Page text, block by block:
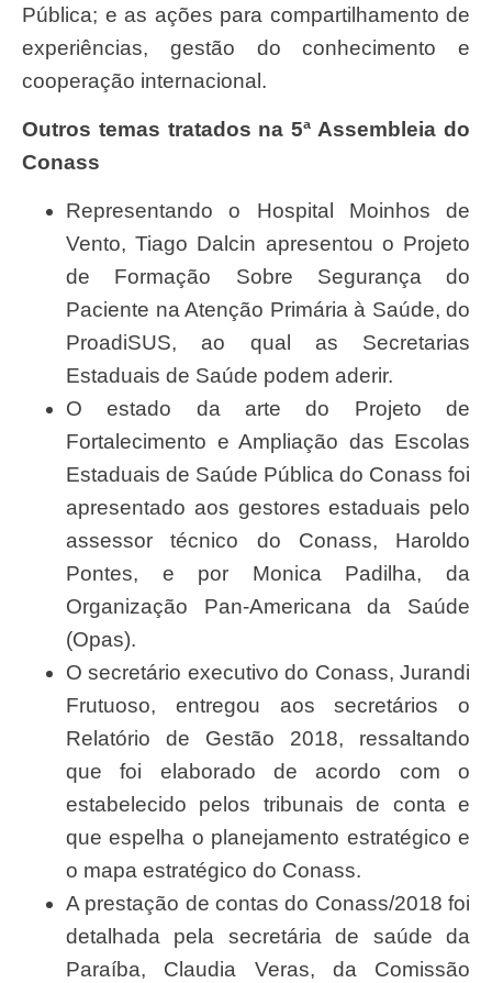
Pública; e as ações para compartilhamento de
experiências, gestão do conhecimento e
cooperação internacional.
Outros temas tratados na 5ª Assembleia do
Conass
Representando o Hospital Moinhos de
Vento, Tiago Dalcin apresentou o Projeto
de Formação Sobre Segurança do
Paciente na Atenção Primária à Saúde, do
ProadiSUS, ao qual as Secretarias
Estaduais de Saúde podem aderir.
O estado da arte do Projeto de
Fortalecimento e Ampliação das Escolas
Estaduais de Saúde Pública do Conass foi
apresentado aos gestores estaduais pelo
assessor técnico do Conass, Haroldo
Pontes, e por Monica Padilha, da
Organização Pan-Americana da Saúde
(Opas).
O secretário executivo do Conass, Jurandi
Frutuoso, entregou aos secretários o
Relatório de Gestão 2018, ressaltando
que foi elaborado de acordo com o
estabelecido pelos tribunais de conta e
que espelha o planejamento estratégico e
o mapa estratégico do Conass.
A prestação de contas do Conass/2018 foi
detalhada pela secretária de saúde da
Paraíba, Claudia Veras, da Comissão